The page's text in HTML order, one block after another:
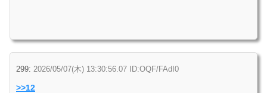
299: 2026/05/07(木) 13:30:56.07 ID:OQF/FAdI0
>>12